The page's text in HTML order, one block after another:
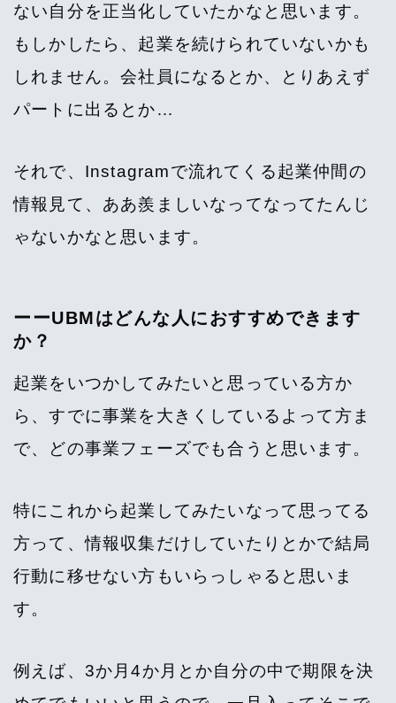
ない自分を正当化していたかなと思います。
もしかしたら、起業を続けられていないかも
しれません。会社員になるとか、とりあえず
パートに出るとか…
それで、Instagramで流れてくる起業仲間の
情報見て、ああ羨ましいなってなってたんじ
ゃないかなと思います。
ーーUBMはどんな人におすすめできます
か？
起業をいつかしてみたいと思っている方か
ら、すでに事業を大きくしているよって方ま
で、どの事業フェーズでも合うと思います。
特にこれから起業してみたいなって思ってる
方って、情報収集だけしていたりとかで結局
行動に移せない方もいらっしゃると思いま
す。
例えば、3か月4か月とか自分の中で期限を決